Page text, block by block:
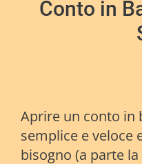
Conto in
Aprire un conto in
semplice e veloce
bisogno (a parte